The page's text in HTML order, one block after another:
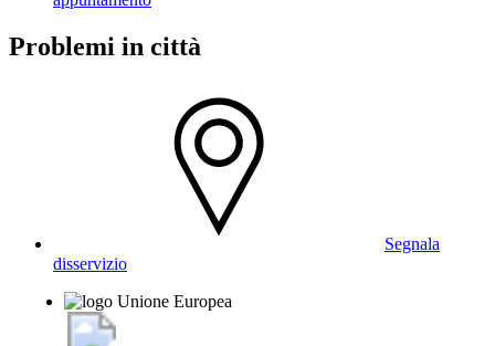
Problemi in città
Segnala
disservizio